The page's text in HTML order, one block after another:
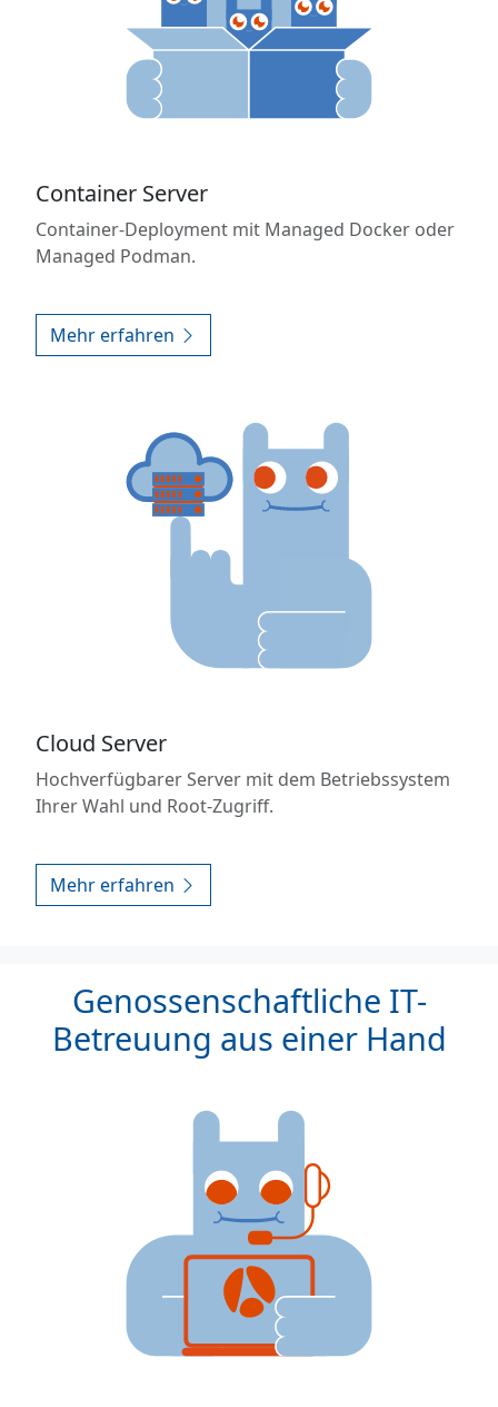
Container Server
Container-Deployment mit Managed Docker oder
Managed Podman.
Mehr erfahren
Cloud Server
Hochverfügbarer Server mit dem Betriebssystem
Ihrer Wahl und Root-Zugriff.
Mehr erfahren
Genossenschaftliche IT-
Betreuung aus einer Hand